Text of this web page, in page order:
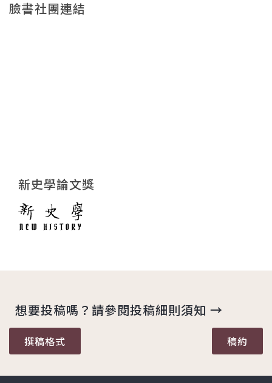
臉書社團連結
新史學論文獎
想要投稿嗎？請參閱投稿細則須知 →
撰稿格式 稿約